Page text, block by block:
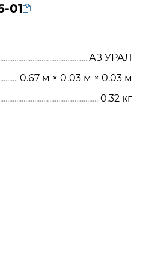
01
АЗ УРАЛ
0.67 м × 0.03 м × 0.03 м
0.32 кг